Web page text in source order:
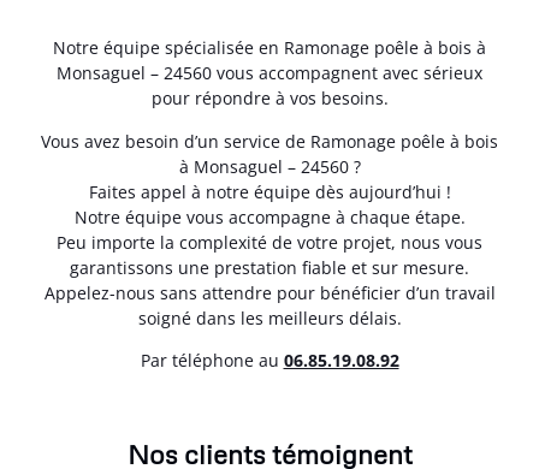
Notre équipe spécialisée en Ramonage poêle à bois à
Monsaguel – 24560 vous accompagnent avec sérieux
pour répondre à vos besoins.
Vous avez besoin d’un service de Ramonage poêle à bois
à Monsaguel – 24560 ?
Faites appel à notre équipe dès aujourd’hui !
Notre équipe vous accompagne à chaque étape.
Peu importe la complexité de votre projet, nous vous
garantissons une prestation fiable et sur mesure.
Appelez-nous sans attendre pour bénéficier d’un travail
soigné dans les meilleurs délais.
Par téléphone au 06.85.19.08.92
Nos clients témoignent